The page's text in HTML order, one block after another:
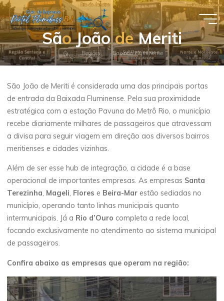
Pular
para
o
conteúdo
Guia de
Empresas
- Portal
São João de Meriti
Página
inicial
Regiões Baixada Fluminense
São João de Meriti é considerada uma das principais portas
de entrada da Baixada Fluminense. Pela sua proximidade
estratégica com a estação Pavuna do Metrô Rio, o município
recebe diariamente milhares de passageiros que atravessam
a divisa para seguir viagem em direção aos diversos bairros
meritienses e cidades vizinhas.
Além de ser esse hub de integração, a cidade é a base
operacional de importantes empresas. As empresas Santa
Terezinha, Mageli, Flores e Beira-Mar estão sediadas no
município, operando tanto linhas municipais quanto
intermunicipais. Já a Rio d’Ouro completa a rede local,
focando exclusivamente no atendimento ao sistema municipal
de passageiros.
Confira abaixo as empresas que operam na região: